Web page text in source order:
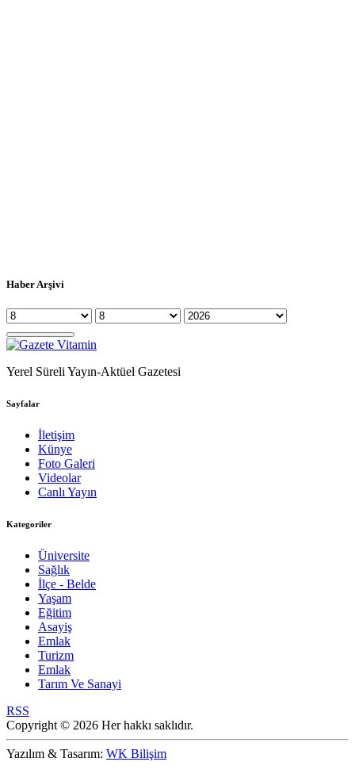
Haber Arşivi
Yerel Süreli Yayın-Aktüel Gazetesi
Sayfalar
İletişim
Künye
Foto Galeri
Videolar
Canlı Yayın
Kategoriler
Üniversite
Sağlık
İlçe - Belde
Yaşam
Eğitim
Asayiş
Emlak
Turizm
Emlak
Tarım Ve Sanayi
RSS
Copyright © 2026 Her hakkı saklıdır.
Yazılım & Tasarım: WK Bilişim